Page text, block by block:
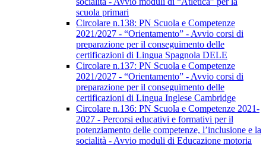
scuola primari
Circolare n.138: PN Scuola e Competenze
2021/2027 - “Orientamento” - Avvio corsi di
preparazione per il conseguimento delle
certificazioni di Lingua Spagnola DELE
Circolare n.137: PN Scuola e Competenze
2021/2027 - “Orientamento” - Avvio corsi di
preparazione per il conseguimento delle
certificazioni di Lingua Inglese Cambridge
Circolare n.136: PN Scuola e Competenze 2021-
2027 - Percorsi educativi e formativi per il
potenziamento delle competenze, l’inclusione e la
socialità - Avvio moduli di Educazione motoria